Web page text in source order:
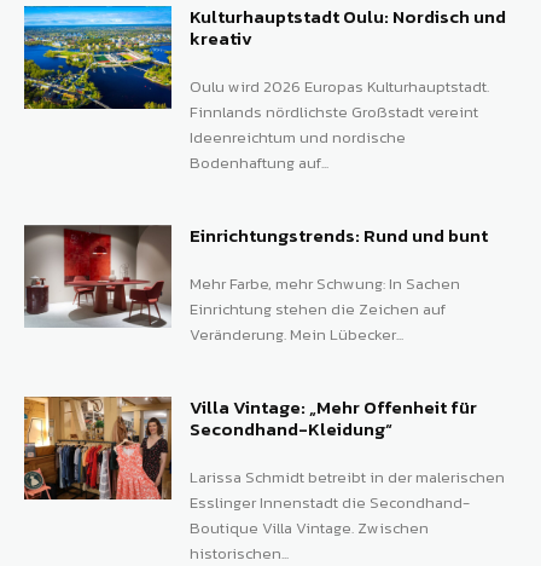
Kulturhauptstadt Oulu: Nordisch und
kreativ
Oulu wird 2026 Europas Kulturhauptstadt.
Finnlands nördlichste Großstadt vereint
Ideenreichtum und nordische
Bodenhaftung auf...
Einrichtungstrends: Rund und bunt
Mehr Farbe, mehr Schwung: In Sachen
Einrichtung stehen die Zeichen auf
Veränderung. Mein Lübecker...
Villa Vintage: „Mehr Offenheit für
Secondhand-Kleidung“
Larissa Schmidt betreibt in der malerischen
Esslinger Innenstadt die Secondhand-
Boutique Villa Vintage. Zwischen
historischen...